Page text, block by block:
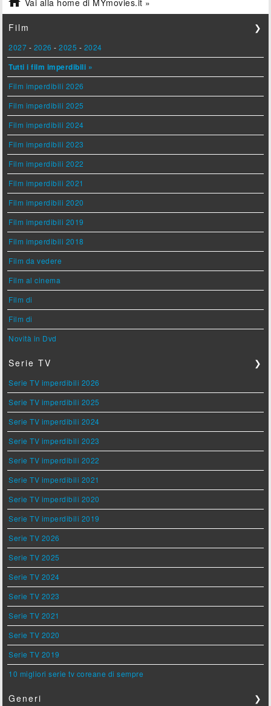
Vai alla home di MYmovies.it »
Film ❯
2027 - 2026 -2025 - 2024
Tutti i film imperdibili »
Film imperdibili 2026
Film imperdibili 2025
Film imperdibili 2024
Film imperdibili 2023
Film imperdibili 2022
Film imperdibili 2021
Film imperdibili 2020
Film imperdibili 2019
Film imperdibili 2018
Film da vedere
Film al cinema
Film di
Film di
Novità in Dvd
Serie TV ❯
Serie TV imperdibili 2026
Serie TV imperdibili 2025
Serie TV imperdibili 2024
Serie TV imperdibili 2023
Serie TV imperdibili 2022
Serie TV imperdibili 2021
Serie TV imperdibili 2020
Serie TV imperdibili 2019
Serie TV 2026
Serie TV 2025
Serie TV 2024
Serie TV 2023
Serie TV 2021
Serie TV 2020
Serie TV 2019
10 migliori serie tv coreane di sempre
Generi ❯